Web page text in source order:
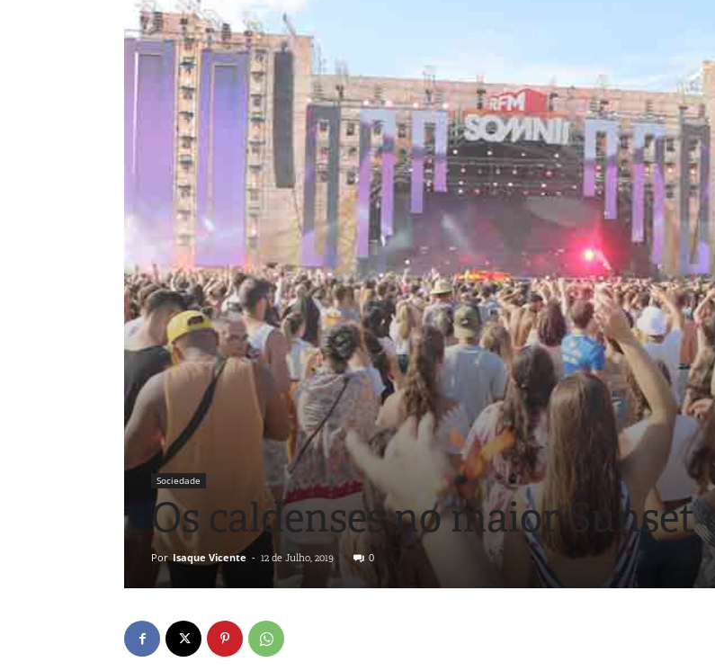
Sociedade
Os caldenses no maior Sunset
Por Isaque Vicente - 12 de Julho, 2019 0